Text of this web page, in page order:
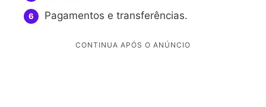
Pagamentos e transferências.